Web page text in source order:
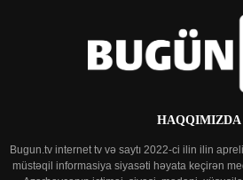
HAQQIMIZDA
Bugun.tv internet tv və saytı 2022-ci ilin ilin
müstəqil informasiya siyasəti həyata keçirən